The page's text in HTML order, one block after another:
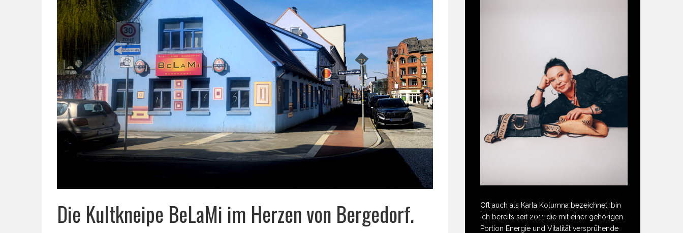
Die Kultkneipe BeLaMi im Herzen von Bergedorf.
Oft auch als Karla Kolumna bezeichnet, bin
ich bereits seit 2011 die mit einer gehörigen
Portion Energie und Vitalität versprühende